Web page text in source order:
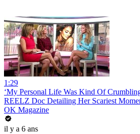
1:29
‘My Personal Life Was Kind Of
REELZ Doc Detailing Her Scariest
OK Magazine
il y a 6 ans